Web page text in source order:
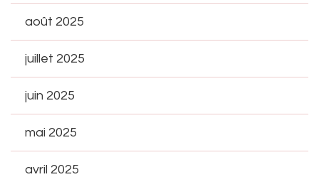
août 2025
juillet 2025
juin 2025
mai 2025
avril 2025